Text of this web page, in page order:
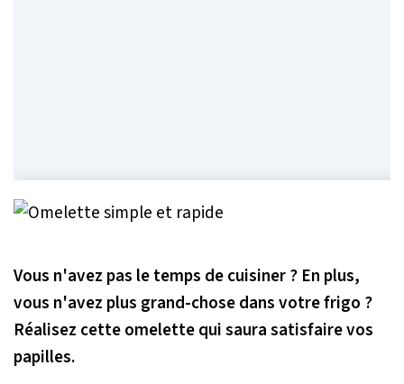
Vous n'avez pas le temps de cuisiner ? En plus,
vous n'avez plus grand-chose dans votre frigo ?
Réalisez cette omelette qui saura satisfaire vos
papilles.